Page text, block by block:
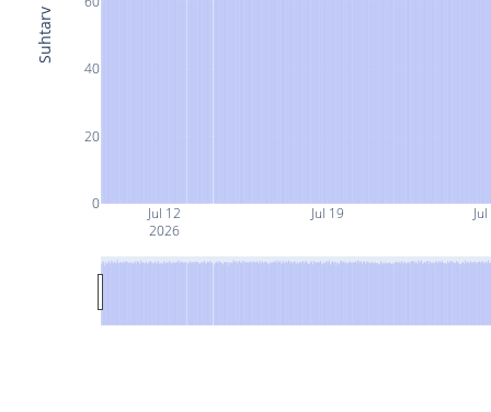
Jul 12
2026
Jul 19
0
20
40
Suhtarv